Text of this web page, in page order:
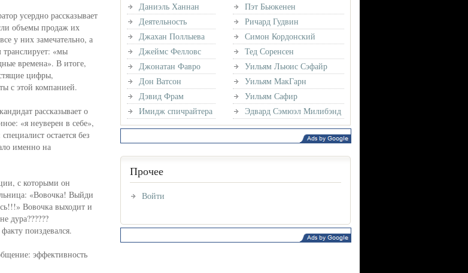
рассказывает
объемы продаж их
у них замечательно, а
«мы
времена». В итоге,
цифры,
с этой компанией.
рассказывает о
«я неуверен в себе»,
остается без
именно на
с которыми он
«Вовочка! Выйди
Вовочка выходит и
дура??????
поиздевался.
эффективность
Даниэль Ханнан
Деятельность
Джахан Поллыева
Джеймс Фелловс
Джонатан Фавро
Дон Ватсон
Дэвид Фрам
Имидж спичрайтера
Пэт Бьюкенен
Ричард Гудвин
Симон Кордонский
Тед Соренсен
Уильям Льюис Сэфайр
Уильям МакГарн
Уильям Сафир
Эдвард Сэмюэл Милибэнд
Прочее
Войти